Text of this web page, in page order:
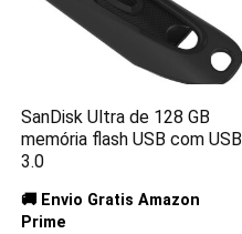
SanDisk Ultra de 128 GB
memória flash USB com USB
3.0
🚚 Envio Gratis Amazon
Prime